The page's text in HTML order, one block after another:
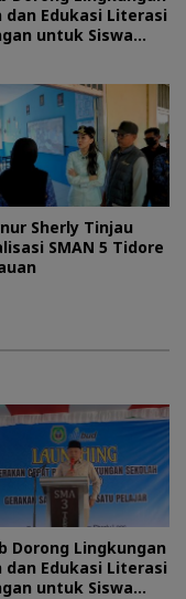
dan Edukasi Literasi
untuk Siswa
Sherly Tinjau
SMAN 5 Tidore
Dorong Lingkungan
dan Edukasi Literasi
untuk Siswa